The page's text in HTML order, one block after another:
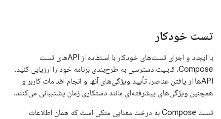
تست خودکار
با ایجاد و اجرای تست‌های خودکار با استفاده از APIهای تست
Compose، قابلیت دسترسی به طرح‌بندی برنامه خود را ارزیابی کنید.
APIها از یافتن عناصر، تأیید ویژگی‌های آنها و انجام اقدامات کاربر و
همچنین ویژگی‌های پیشرفته‌ای مانند دستکاری زمان پشتیبانی می‌کنند.
تست Compose به درخت معنایی متکی است که همان اطلاعات